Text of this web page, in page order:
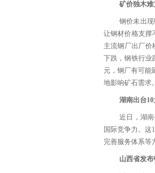
矿价独木
钢价未出
让钢材价格支撑
主流钢厂出厂价
下跌，钢铁行业
元，钢厂有可能
地影响矿石需求。
湖南出台
近日，湖
国际竞争力。这
完善服务体系等
山西省发